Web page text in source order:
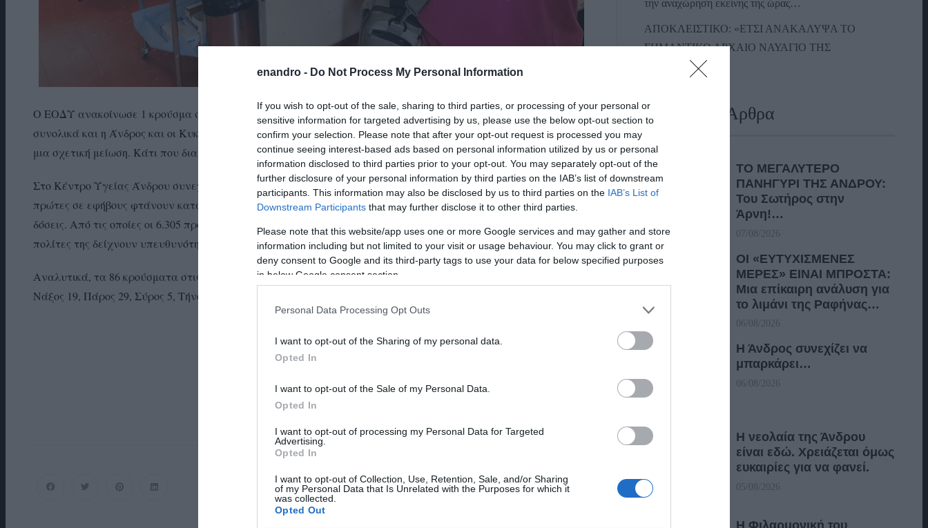
enandro - Do Not Process My Personal Information
If you wish to opt-out of the sale, sharing to third parties, or processing of your personal or
sensitive information for targeted advertising by us, please use the below opt-out section to
confirm your selection. Please note that after your opt-out request is processed you may
continue seeing interest-based ads based on personal information utilized by us or personal
information disclosed to third parties prior to your opt-out. You may separately opt-out of the
further disclosure of your personal information by third parties on the IAB’s list of downstream
participants. This information may also be disclosed by us to third parties on the IAB’s List of
Downstream Participants that may further disclose it to other third parties.
Please note that this website/app uses one or more Google services and may gather and store
information including but not limited to your visit or usage behaviour. You may click to grant or
deny consent to Google and its third-party tags to use your data for below specified purposes
in below Google consent section.
Personal Data Processing Opt Outs
I want to opt-out of the Sharing of my personal data.
Opted In
I want to opt-out of the Sale of my Personal Data.
Opted In
I want to opt-out of processing my Personal Data for Targeted
Advertising.
Opted In
I want to opt-out of Collection, Use, Retention, Sale, and/or Sharing
of my Personal Data that Is Unrelated with the Purposes for which it
was collected.
Opted Out
Ο ΕΟΔΥ ανακοίνωσε 1 κρούσμα στην Άνδρο και 86 στις Κυκλάδες σήμερα. Μια ανάσα στην πίεση που δέχτηκαν
συνολικά και η Άνδρος και οι Κυκλάδες. Με την εξαίρεση της Πάρου όλα τα νησιά που δέχονταν πίεση είδαν
μια σχετική μείωση. Κάτι που διατηρεί την Άνδρο σε μέσο όρο στα 2.57 κρούσματα την μέρα.
Στο Κέντρο Υγείας Άνδρου συνεχίζονται καθημερινά οι εμβολιασμοί. Οι δεύτερες δόσεις Pfizer, καθώς και οι
πρώτες σε εφήβους φτάνουν κατά μέσο όρο 50 την ημέρα περίπου. Συνολικά το Κ.Υ. έχει εμβολιάσει 11.792
δόσεις. Από τις οποίες οι 6.305 πρώτη δόση και οι 5.858 δεύτερη δόση. Η Άνδρος λοιπόν εμβολιάζεται και οι
πολίτες της δείχνουν υπευθυνότητα.
Αναλυτικά, τα 86 κρούσματα στις Κυκλάδες καταγράφηκαν ως εξής: Άνδρος 1, Θήρα 14, Μήλος 2, Μύκονος 13,
Νάξος 19, Πάρος 29, Σύρος 5, Τήνος 3.
την αναχώρηση εκείνης της ώρας…
ΑΠΟΚΛΕΙΣΤΙΚΟ: «ΕΤΣΙ ΑΝΑΚΑΛΥΨΑ ΤΟ
ΣΗΜΑΝΤΙΚΟ ΑΡΧΑΙΟ ΝΑΥΑΓΙΟ ΤΗΣ
ΑΝΔΡΟΥ!…»
Πρόσφατα Άρθρα
ΤΟ ΜΕΓΑΛΥΤΕΡΟ
ΠΑΝΗΓΥΡΙ ΤΗΣ ΑΝΔΡΟΥ:
Του Σωτήρος στην
Άρνη!…
07/08/2026
ΟΙ «ΕΥΤΥΧΙΣΜΕΝΕΣ
ΜΕΡΕΣ» ΕΙΝΑΙ ΜΠΡΟΣΤΑ:
Μια επίκαιρη ανάλυση για
το λιμάνι της Ραφήνας…
06/08/2026
Η Άνδρος συνεχίζει να
μπαρκάρει…
06/08/2026
Η νεολαία της Άνδρου
είναι εδώ. Χρειάζεται όμως
ευκαιρίες για να φανεί.
05/08/2026